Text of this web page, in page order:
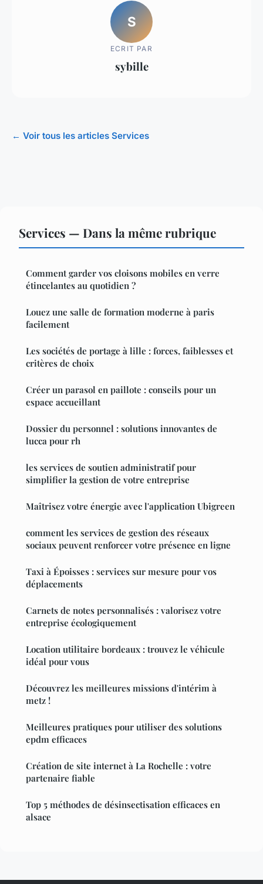
S
ECRIT PAR
sybille
← Voir tous les articles Services
Services — Dans la même rubrique
Comment garder vos cloisons mobiles en verre
étincelantes au quotidien ?
Louez une salle de formation moderne à paris
facilement
Les sociétés de portage à lille : forces, faiblesses et
critères de choix
Créer un parasol en paillote : conseils pour un
espace accueillant
Dossier du personnel : solutions innovantes de
lucca pour rh
les services de soutien administratif pour
simplifier la gestion de votre entreprise
Maîtrisez votre énergie avec l'application Ubigreen
comment les services de gestion des réseaux
sociaux peuvent renforcer votre présence en ligne
Taxi à Époisses : services sur mesure pour vos
déplacements
Carnets de notes personnalisés : valorisez votre
entreprise écologiquement
Location utilitaire bordeaux : trouvez le véhicule
idéal pour vous
Découvrez les meilleures missions d'intérim à
metz !
Meilleures pratiques pour utiliser des solutions
epdm efficaces
Création de site internet à La Rochelle : votre
partenaire fiable
Top 5 méthodes de désinsectisation efficaces en
alsace